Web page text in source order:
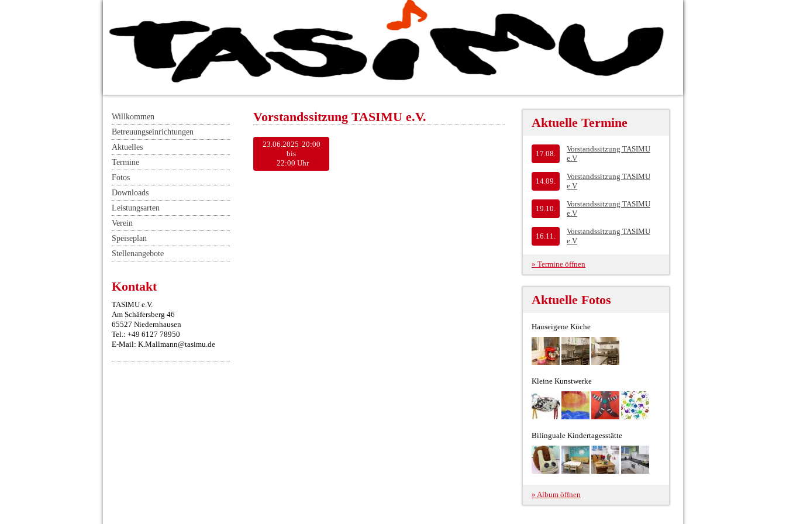
Willkommen
Betreuungseinrichtungen
Aktuelles
Termine
Fotos
Downloads
Leistungsarten
Verein
Speiseplan
Stellenangebote
Kontakt
TASIMU e.V.
Am Schäfersberg 46
65527 Niedernhausen
Tel.: +49 6127 78950
E-Mail: K.Mallmann@tasimu.de
Vorstandssitzung TASIMU e.V.
23.06.2025 20:00
bis
22:00 Uhr
Aktuelle Termine
17.08.
Vorstandssitzung TASIMU
e.V
14.09.
Vorstandssitzung TASIMU
e.V
19.10.
Vorstandssitzung TASIMU
e.V
16.11.
Vorstandssitzung TASIMU
e.V
» Termine öffnen
Aktuelle Fotos
Hauseigene Küche
Kleine Kunstwerke
Bilinguale Kindertagesstätte
» Album öffnen